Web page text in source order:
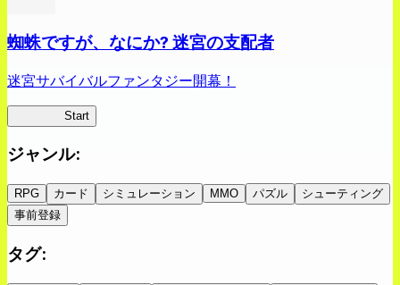
蜘蛛ですが、なにか? 迷宮の支配者
迷宮サバイバルファンタジー開幕！
Start
ジャンル:
RPG カード シミュレーション MMO パズル
シューティング
事前登録
タグ: